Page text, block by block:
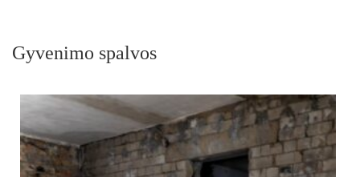
Gyvenimo spalvos